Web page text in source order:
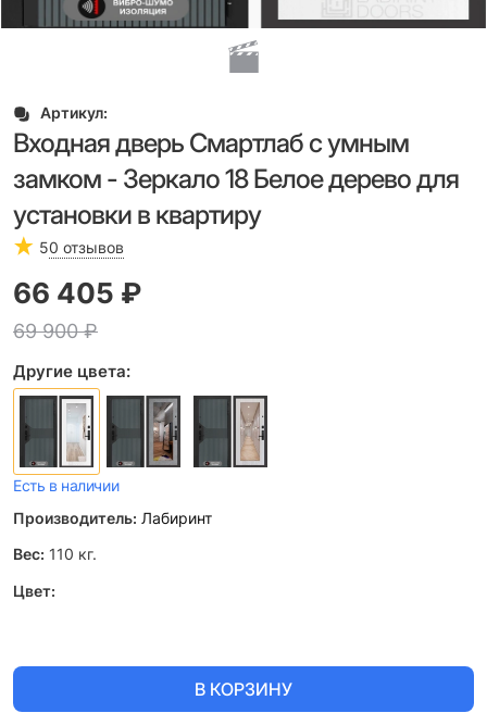
Артикул:
Входная дверь Смартлаб с умным
замком - Зеркало 18 Белое дерево для
установки в квартиру
50 отзывов
69 900 ₽
66 405 ₽
Другие цвета:
Есть в наличии
Производитель: Лабиринт
Вес: 110 кг.
Цвет:
В КОРЗИНУ